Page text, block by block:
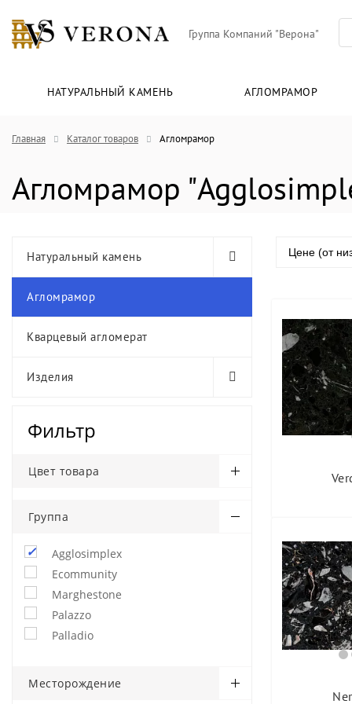
Группа Компаний "Верона"
НАТУРАЛЬНЫЙ КАМЕНЬ АГЛОМРАМОР
Главная Каталог товаров Агломрамор
Агломрамор
Натуральный камень
Агломрамор
Кварцевый агломерат
Изделия
Фильтр
Цвет товара
Группа
Agglosimplex
Ecommunity
Marghestone
Palazzo
Palladio
Месторождение
Цене (от